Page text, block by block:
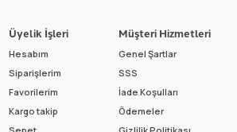
Üyelik İşleri
Hesabım
Siparişlerim
Favorilerim
Kargo takip
Müşteri Hizmetleri
Genel Şartlar
SSS
İade Koşulları
Ödemeler